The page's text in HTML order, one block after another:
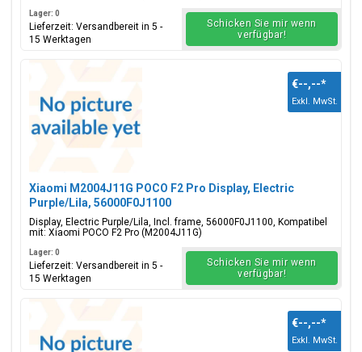
Lager: 0
Lieferzeit: Versandbereit in 5 -
15 Werktagen
Schicken Sie mir wenn
verfügbar!
Xiaomi M2004J11G POCO F2 Pro Display, Electric
Purple/Lila, 56000F0J1100
Display, Electric Purple/Lila, Incl. frame, 56000F0J1100, Kompatibel
mit: Xiaomi POCO F2 Pro (M2004J11G)
€--,--*
Exkl. MwSt.
Lager: 0
Lieferzeit: Versandbereit in 5 -
15 Werktagen
Schicken Sie mir wenn
verfügbar!
€--,--*
Exkl. MwSt.